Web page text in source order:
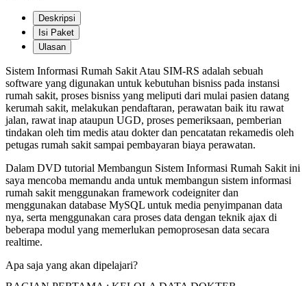
Deskripsi
Isi Paket
Ulasan
Sistem Informasi Rumah Sakit Atau SIM-RS adalah sebuah
software yang digunakan untuk kebutuhan bisniss pada instansi
rumah sakit, proses bisniss yang meliputi dari mulai pasien datang
kerumah sakit, melakukan pendaftaran, perawatan baik itu rawat
jalan, rawat inap ataupun UGD, proses pemeriksaan, pemberian
tindakan oleh tim medis atau dokter dan pencatatan rekamedis oleh
petugas rumah sakit sampai pembayaran biaya perawatan.
Dalam DVD tutorial Membangun Sistem Informasi Rumah Sakit ini
saya mencoba memandu anda untuk membangun sistem informasi
rumah sakit menggunakan framework codeigniter dan
menggunakan database MySQL untuk media penyimpanan data
nya, serta menggunakan cara proses data dengan teknik ajax di
beberapa modul yang memerlukan pemoprosesan data secara
realtime.
Apa saja yang akan dipelajari?